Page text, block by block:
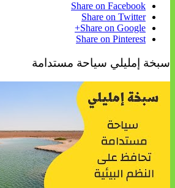
Share on Facebook
Share on Twitter
Share on Google+
Share on Pinterest
سبخة إمليلي سياحة مستدامة